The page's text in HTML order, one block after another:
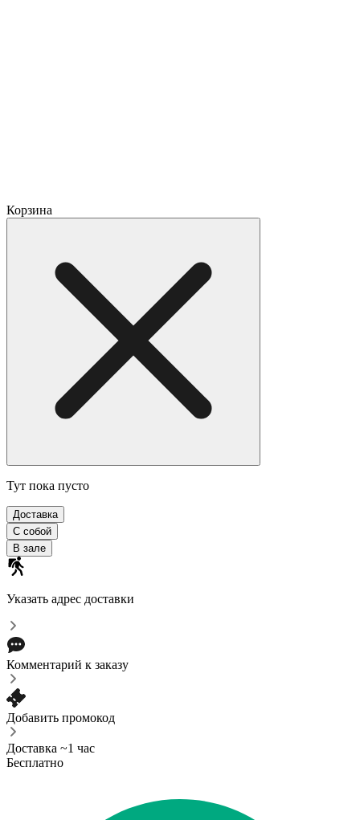
Корзина
Тут пока пусто
Доставка
С собой
В зале
Указать адрес доставки
Комментарий к заказу
Добавить промокод
Доставка ~1 час
Бесплатно